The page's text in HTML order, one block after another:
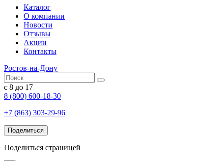
Каталог
О компании
Новости
Отзывы
Акции
Контакты
Ростов-на-Дону
с 8 до 17
8 (800) 600-18-30
+7 (863) 303-29-96
Поделиться
Поделиться страницей